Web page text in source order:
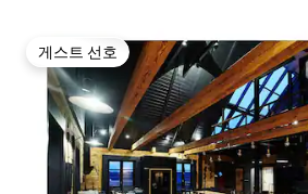
게스트 선호
게스트 선호